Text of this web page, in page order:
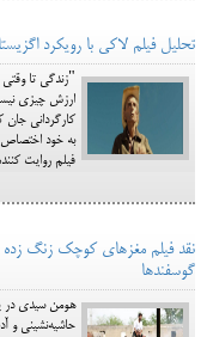
تحلیل فیلم لاکی با رویکرد
"زندگی تا
به خود اختصاص
فیلم روایت
نقد فیلم مغزهای کوچک زنگ
گوسفندها
هومن سیدی در
حاشیه‌نشینی و